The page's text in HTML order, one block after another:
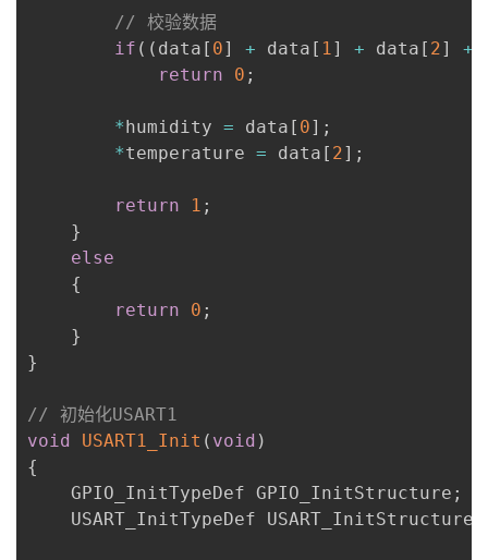
// 校验数据
if ( ( data [ 0] + data [ 1] + data [ 2] +
return
0 ;
* humidity = data [ 0] ;
*temperature = data [ 2] ;
return
1 ;
}
else
{
return
0 ;
}
}
// 初始化USART1
void
USART1_Init ( void )
{
    GPIO_InitTypeDef GPIO_InitStructure
;
    USART_InitTypeDef USART_InitStructure